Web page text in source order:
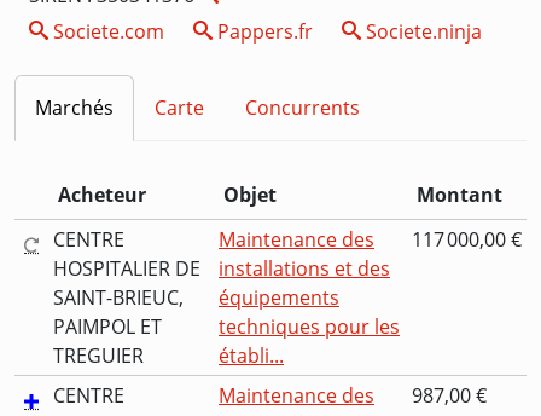
Societe.com
Pappers.fr Societe.ninja
Marchés Carte Concurrents
Acheteur Objet
Montant
CENTRE
HOSPITALIER DE
SAINT-BRIEUC,
PAIMPOL ET
TREGUIER
Maintenance des
installations et des
équipements
techniques pour les
établi...
117 000,00 €
CENTRE
Maintenance des
987,00 €